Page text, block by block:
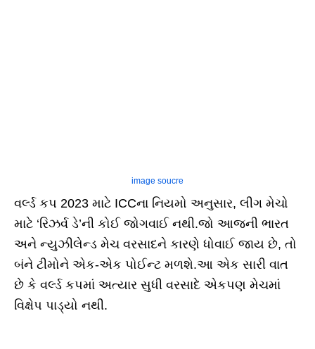
image soucre
વર્લ્ડ કપ 2023 માટે ICCના નિયમો અનુસાર, લીગ મેચો
માટે ‘રિઝર્વ ડે’ની કોઈ જોગવાઈ નથી.જો આજની ભારત
અને ન્યુઝીલેન્ડ મેચ વરસાદને કારણે ધોવાઈ જાય છે, તો
બંને ટીમોને એક-એક પોઈન્ટ મળશે.આ એક સારી વાત
છે કે વર્લ્ડ કપમાં અત્યાર સુધી વરસાદે એકપણ મેચમાં
વિક્ષેપ પાડ્યો નથી.